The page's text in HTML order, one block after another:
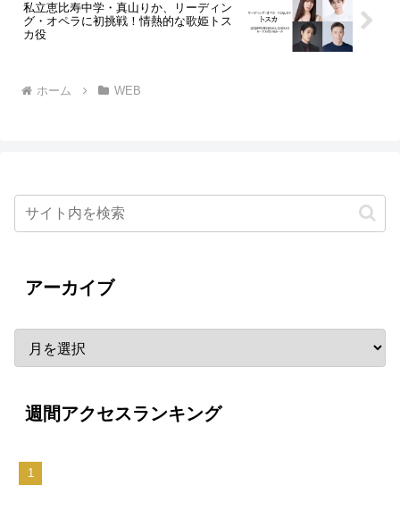
私立恵比寿中学・真山りか、リーディン
グ・オペラに初挑戦！情熱的な歌姫トス
カ役
ホーム WEB
アーカイブ
週間アクセスランキング